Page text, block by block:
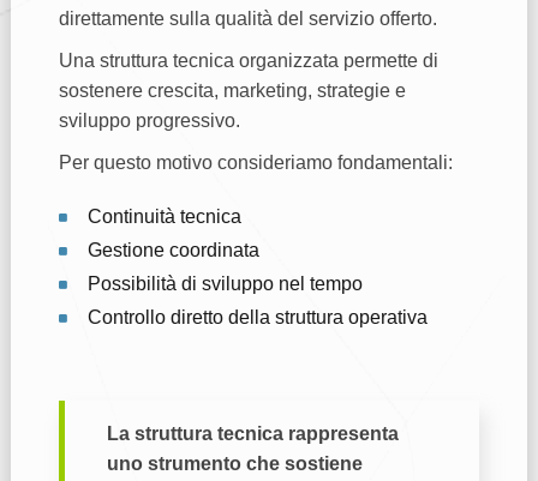
direttamente sulla qualità del servizio offerto.
Una struttura tecnica organizzata permette di
sostenere crescita, marketing, strategie e
sviluppo progressivo.
Per questo motivo consideriamo fondamentali:
Continuità tecnica
Gestione coordinata
Possibilità di sviluppo nel tempo
Controllo diretto della struttura operativa
La struttura tecnica rappresenta
uno strumento che sostiene